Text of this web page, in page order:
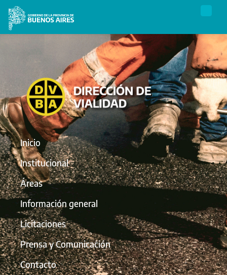
Inicio
Institucional
Áreas
Información general
Licitaciones
Prensa y Comunicación
Contacto